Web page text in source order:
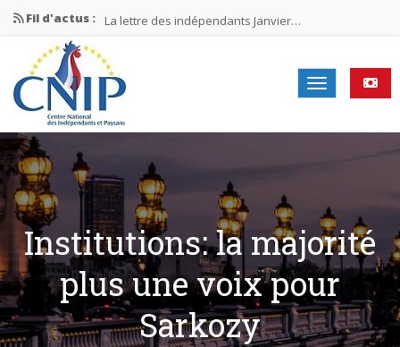
Fil d'actus : La lettre des indépendants Janvier…
La lettre des indépendants Novembre…
La lettre des indépendants Juin…
Mission nationale ÉLECTIONS MUNICIPALES 2026
La lettre des indépendants N°2-2026
Institutions: la majorité
plus une voix pour
Sarkozy